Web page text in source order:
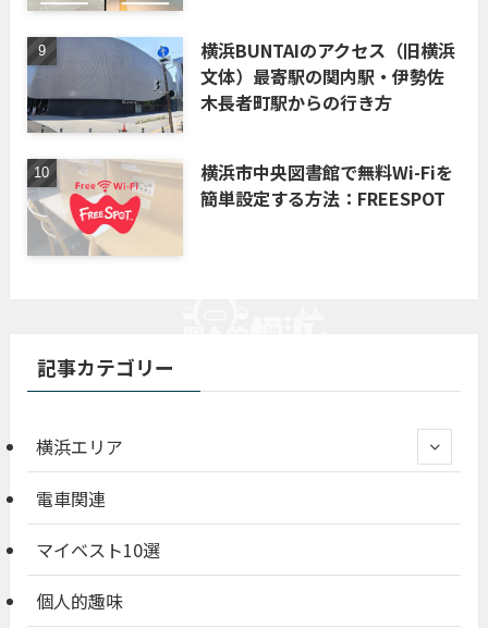
横浜BUNTAIのアクセス（旧横浜
文体）最寄駅の関内駅・伊勢佐
木長者町駅からの行き方
横浜市中央図書館で無料Wi-Fiを
簡単設定する方法：FREESPOT
記事カテゴリー
横浜エリア
電車関連
マイベスト10選
個人的趣味